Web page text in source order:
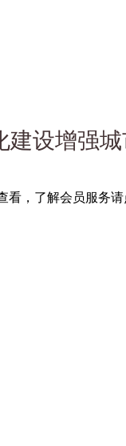
设增强
，了解会员服务